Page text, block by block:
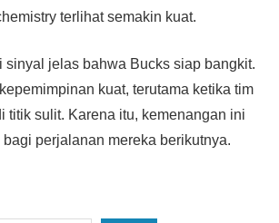
terlihat semakin kuat.
sinyal jelas bahwa Bucks siap bangkit.
kuat, terutama ketika tim
titik sulit. Karena itu, kemenangan ini
perjalanan mereka berikutnya.